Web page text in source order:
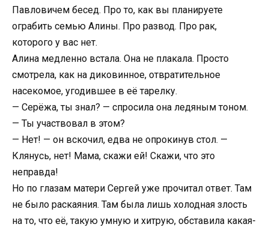
Павловичем бесед. Про то, как вы планируете
ограбить семью Алины. Про развод. Про рак,
которого у вас нет.
Алина медленно встала. Она не плакала. Просто
смотрела, как на диковинное, отвратительное
насекомое, угодившее в её тарелку.
— Серёжа, ты знал? — спросила она ледяным тоном.
— Ты участвовал в этом?
— Нет! — он вскочил, едва не опрокинув стол. —
Клянусь, нет! Мама, скажи ей! Скажи, что это
неправда!
Но по глазам матери Сергей уже прочитал ответ. Там
не было раскаяния. Там была лишь холодная злость
на то, что её, такую умную и хитрую, обставила какая-